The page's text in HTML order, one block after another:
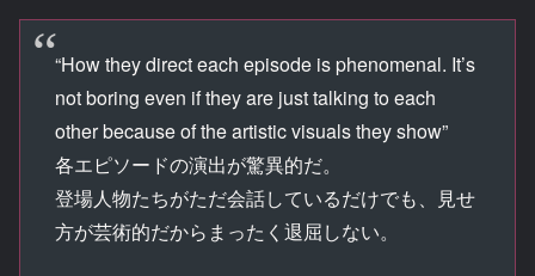
“How they direct each episode is phenomenal. It’s
not boring even if they are just talking to each
other because of the artistic visuals they show”
各エピソードの演出が驚異的だ。
登場人物たちがただ会話しているだけでも、見せ
方が芸術的だからまったく退屈しない。